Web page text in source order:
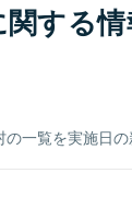
する
一覧を実施日の